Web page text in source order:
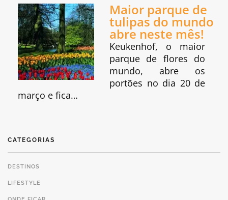
Maior parque de
tulipas do mundo
abre neste mês!
Keukenhof, o maior
parque de flores do
mundo, abre os
portões no dia 20 de
março e fica…
CATEGORIAS
DESTINOS
LIFESTYLE